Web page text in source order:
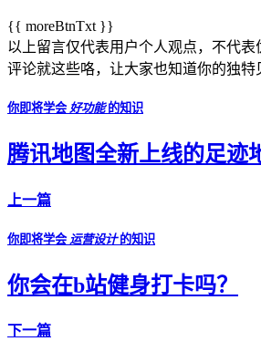
{{ moreBtnTxt }}
以上留言仅代表用户个人观点，不代表
评论就这些咯，让大家也知道你的独特
你即将学会好功能的知识
腾讯地图全新上线的足迹
上一篇
你即将学会 运营设计的知识
你会在b站健身打卡吗？
下一篇